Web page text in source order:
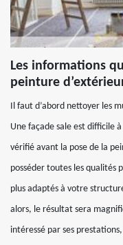
Les informations
peinture
Il faut d’abord nettoyer les
Une façade sale est difficile
vérifié avant la pose de la
posséder toutes les qualités
plus adaptés à votre
alors, le résultat sera
intéressé par ses